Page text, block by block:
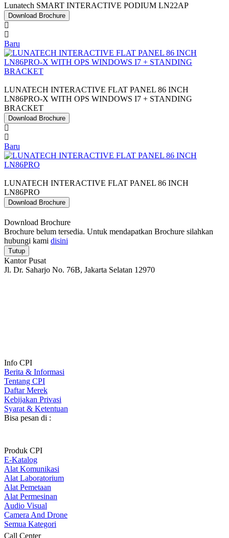
Lunatech SMART INTERACTIVE PODIUM LN22AP
Download Brochure
Baru
LUNATECH INTERACTIVE FLAT PANEL 86 INCH
LN86PRO-X WITH OPS WINDOWS I7 + STANDING
BRACKET
Download Brochure
Baru
LUNATECH INTERACTIVE FLAT PANEL 86 INCH
LN86PRO
Download Brochure
Download Brochure
Brochure belum tersedia. Untuk mendapatkan Brochure silahkan
hubungi kami disini
Tutup
Kantor Pusat
Jl. Dr. Saharjo No. 76B, Jakarta Selatan 12970
Info CPI
Berita & Informasi
Tentang CPI
Daftar Merek
Kebijakan Privasi
Syarat & Ketentuan
Bisa pesan di :
Produk CPI
E-Katalog
Alat Komunikasi
Alat Laboratorium
Alat Pemetaan
Alat Permesinan
Audio Visual
Camera And Drone
Semua Kategori
Call Center